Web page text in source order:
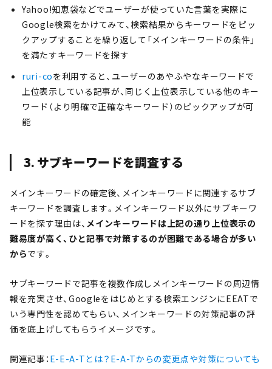
Yahoo!知恵袋などでユーザーが使っていた言葉を実際に
Google検索をかけてみて、検索結果からキーワードをピッ
クアップすることを繰り返して「メインキーワードの条件」
を満たすキーワードを探す
ruri-coを利用すると、ユーザーのあやふやなキーワードで
上位表示している記事が、同じく上位表示している他のキー
ワード（より明確で正確なキーワード）のピックアップが可
能
3. サブキーワードを調査する
メインキーワードの確定後、メインキーワードに関連するサブ
キーワードを調査します。メインキーワード以外にサブキーワ
ードを探す理由は、 メインキーワードは上記の通り上位表示の
難易度が高く、ひと記事で対策するのが困難である場合が多い
からです。
サブキーワードで記事を複数作成しメインキーワードの周辺情
報を充実させ、Googleをはじめとする検索エンジンにEEATで
いう専門性を認めてもらい、メインキーワードの対策記事の評
価を底上げしてもらうイメージです。
関連記事：E-E-A-Tとは？E-A-Tからの変更点や対策についても